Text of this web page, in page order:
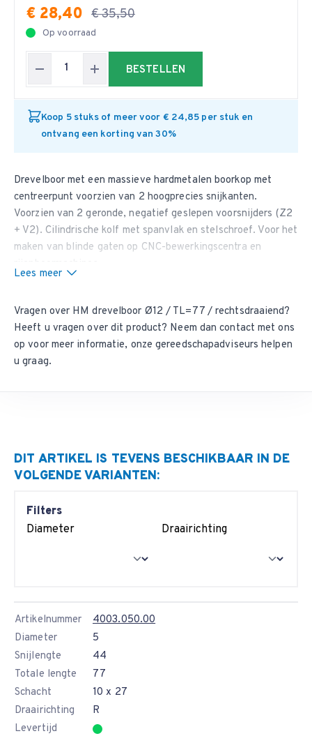
€ 28,40 € 35,50
Op voorraad
BESTELLEN
Koop 5 stuks of meer voor € 24,85 per stuk en
ontvang een korting van 30%
Drevelboor met een massieve hardmetalen boorkop met
centreerpunt voorzien van 2 hoogprecies snijkanten.
Voorzien van 2 geronde, negatief geslepen voorsnijders (Z2
+ V2). Cilindrische kolf met spanvlak en stelschroef. Voor het
maken van blinde gaten op CNC-bewerkingscentra en
Geschikt voor het boren van blinde gaten in samengestelde
verkrijgbaar in een diamant uitvoering: artikelnummer 7050
Lees meer
Vragen over HM drevelboor Ø12 / TL=77 / rechtsdraaiend?
Heeft u vragen over dit product? Neem dancontact met ons
op voor meer informatie, onze gereedschapadviseurs helpen
u graag.
DIT ARTIKEL IS TEVENS BESCHIKBAAR IN DE
VOLGENDE VARIANTEN:
Filters
Diameter
Draairichting
Artikelnummer
4003.050.00
Diameter
5
Snijlengte
44
Totale lengte
77
Schacht
10 x 27
Draairichting
R
Levertijd